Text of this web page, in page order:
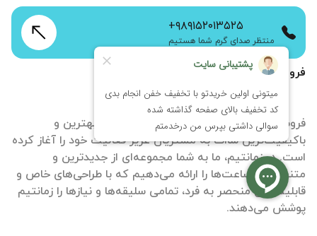
فروشگاه اینترنتی زمانتیم
فروشگاه آنلاین ساعت زمانتیم با هدف ارائه بهترین و
باکیفیت‌ترین ساات‌ به مشتریان عزیز فعالیت خود را آغاز کرده
است. در زمانتیم، ما به شما مجموعه‌ای از جدیدترین و
متنوع‌ترین ساعت‌ها را ارائه می‌دهیم که با طراحی‌های خاص و
قابلیت‌های منحصر به فرد، تمامی سلیقه‌ها و نیازها را زمانتیم
پوشش می‌دهند.
+۹۸۹۱۵۲۰۱۳۵۲۵
منتظر صدای گرم شما هستیم